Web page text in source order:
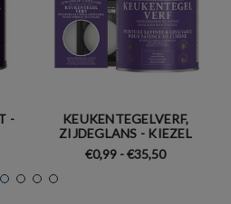
-
KEUKENTEGELVERF,
ZIJDEGLANS - KIEZEL
€0,99 - €35,50